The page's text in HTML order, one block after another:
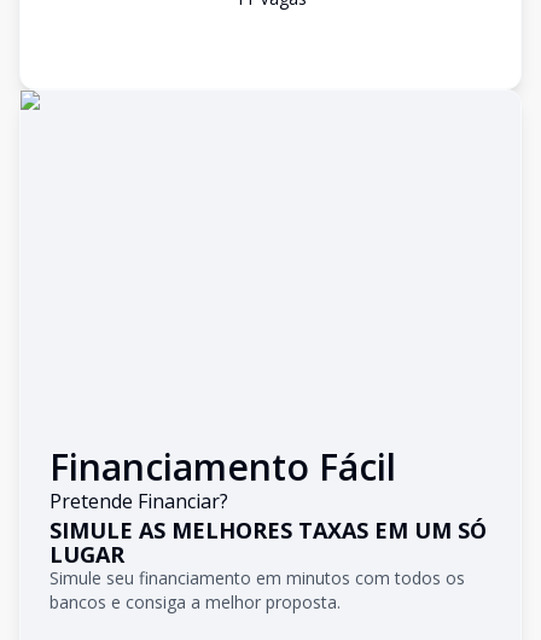
Financiamento Fácil
Pretende Financiar?
SIMULE AS MELHORES TAXAS EM UM SÓ
LUGAR
Simule seu financiamento em minutos com todos os
bancos e consiga a melhor proposta.